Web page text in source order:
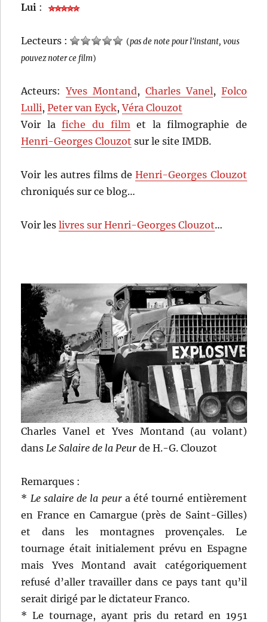
Lui :
Lecteurs : (pas de note pour l'instant, vous
pouvez noter ce film)
Acteurs:Yves Montand, Charles Vanel, Folco
Lulli,Peter van Eyck,Véra Clouzot
Voir lafiche du filmet la filmographie de
Henri-Georges Clouzot sur le site IMDB.
Voir les autres films deHenri-Georges Clouzot
chroniqués sur ce blog…
Voir leslivres sur Henri-Georges Clouzot…
Charles Vanel et Yves Montand (au volant)
dans Le Salaire de la Peur de H.-G. Clouzot
Remarques :
* Le salaire de la peura été tourné entièrement
en France en Camargue (près de Saint-Gilles)
et dans les montagnes provençales. Le
tournage était initialement prévu en Espagne
mais Yves Montand avait catégoriquement
refusé d’aller travailler dans ce pays tant qu’il
serait dirigé par le dictateur Franco.
* Le tournage, ayant pris du retard en 1951